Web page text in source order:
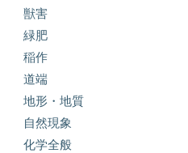
獣害
緑肥
稲作
道端
地形・地質
自然現象
化学全般